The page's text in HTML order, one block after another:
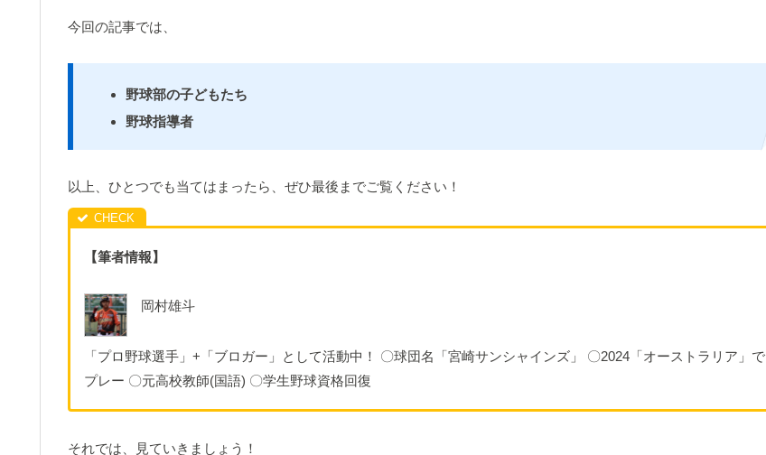
今回の記事では、
野球部の子どもたち
野球指導者
以上、ひとつでも当てはまったら、ぜひ最後までご覧ください！
【筆者情報】
岡村雄斗
「プロ野球選手」+「ブロガー」として活動中！ 〇球団名「宮崎サンシャインズ」 〇2024「オーストラリア」で
プレー 〇元高校教師(国語) 〇学生野球資格回復
それでは、見ていきましょう！